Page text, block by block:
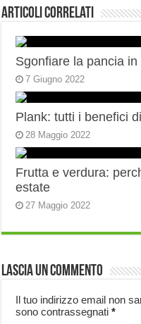
Articoli correlati
Sgonfiare la pancia
7 Giugno 2022
Plank: tutti i benefici
28 Maggio 2022
Frutta e verdura:
estate
27 Maggio 2022
Lascia un commento
Il tuo indirizzo email non
sono contrassegnati*